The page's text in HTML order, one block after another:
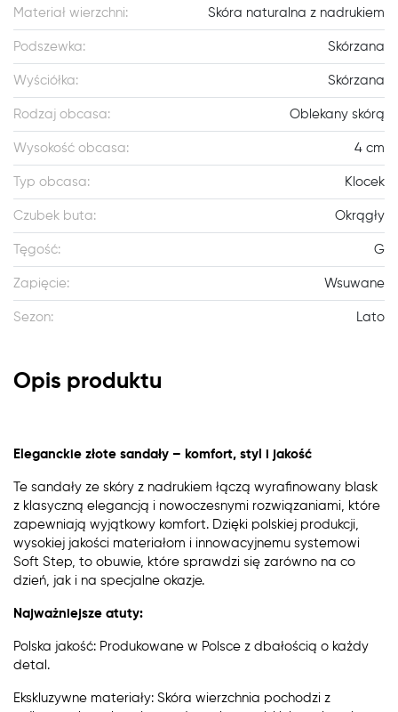
Materiał wierzchni: Skóra naturalna z nadrukiem
Podszewka: Skórzana
Wyściółka: Skórzana
Rodzaj obcasa: Oblekany skórą
Wysokość obcasa: 4 cm
Typ obcasa: Klocek
Czubek buta: Okrągły
Tęgość: G
Zapięcie: Wsuwane
Sezon: Lato
Opis produktu
Eleganckie złote sandały – komfort, styl i jakość
Te sandały ze skóry z nadrukiem łączą wyrafinowany blask
z klasyczną elegancją i nowoczesnymi rozwiązaniami, które
zapewniają wyjątkowy komfort. Dzięki polskiej produkcji,
wysokiej jakości materiałom i innowacyjnemu systemowi
Soft Step, to obuwie, które sprawdzi się zarówno na co
dzień, jak i na specjalne okazje.
Najważniejsze atuty:
Polska jakość: Produkowane w Polsce z dbałością o każdy
detal.
Ekskluzywne materiały: Skóra wierzchnia pochodzi z